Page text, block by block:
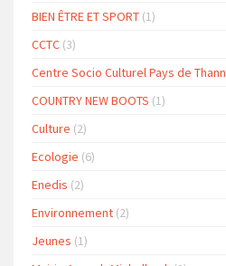
BIEN ÊTRE ET SPORT (1)
CCTC (3)
Centre Socio Culturel Pays de Thann
COUNTRY NEW BOOTS (1)
Culture (2)
Ecologie (6)
Enedis (2)
Environnement (2)
Jeunes (1)